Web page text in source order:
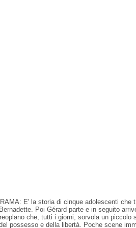
E' la storia di cinque adolescenti che
Poi Gérard parte e in seguito
che, tutti i giorni, sorvola un piccolo
possesso e della libertà. Poche scene